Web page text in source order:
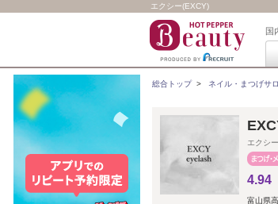
エクシー(EXCY)
国
総合トップ> ネイル・まつげサ
エクシ
4.94
富山県